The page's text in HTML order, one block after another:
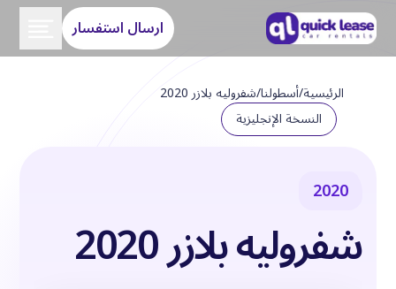
ارسال استفسار
الرئيسية/أسطولنا/شفروليه بلازر 2020
النسخة الإنجليزية
2020
شفروليه بلازر 2020